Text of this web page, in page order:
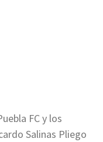
FC y los
Salinas Pliego